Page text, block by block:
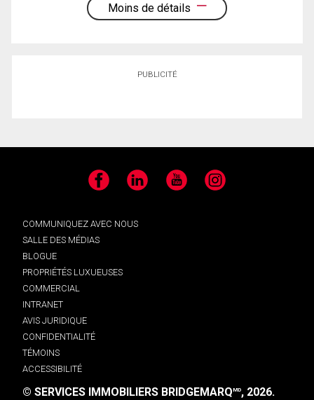
Moins de détails
PUBLICITÉ
Facebook LinkedIn YouTube Instagram
COMMUNIQUEZ AVEC NOUS
SALLE DES MÉDIAS
BLOGUE
PROPRIÉTÉS LUXUEUSES
COMMERCIAL
INTRANET
AVIS JURIDIQUE
CONFIDENTIALITÉ
TÉMOINS
ACCESSIBILITÉ
© SERVICES IMMOBILIERS BRIDGEMARQMD, 2026.